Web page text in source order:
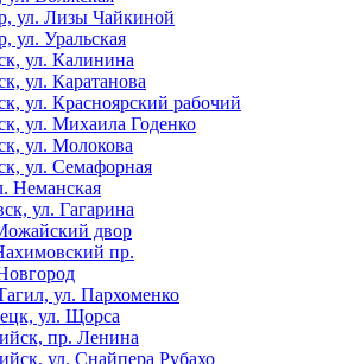
ул. Лизы Чайкиной
ул. Уральская
ул. Калинина
ул. Каратанова
ул. Красноярский рабочий
ул. Михаила Годенко
ул. Молокова
ул. Семафорная
Неманская
ул. Гагарина
двор
пр.
ул. Пархоменко
ул. Щорса
пр. Ленина
ул. Снайпера Рубахо